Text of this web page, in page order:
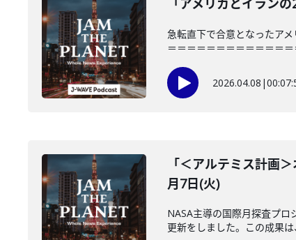
「アメリカとイラン
急転直下で合意となったア
＝＝＝＝＝＝＝＝＝＝＝＝
2026.04.08 |
「＜アルテミス計画
月7日(火)
NASA主導の国際月探査プ
更新をしました。この成果